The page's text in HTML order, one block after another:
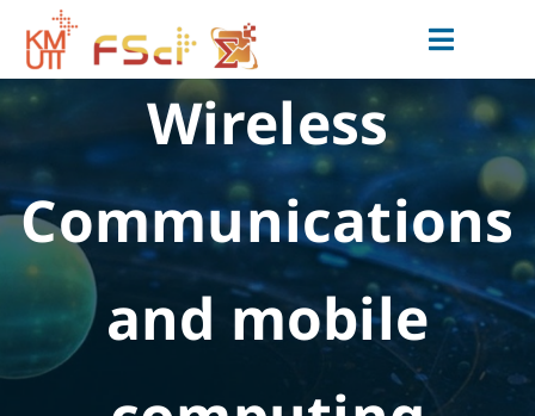
content
Toggle
สมัครเรียน
หลักสูตร
วิจัยและนวัตกรรม
ข่าวสารและกิจกรรม
สำหรับนักศึกษาปัจจุบัน
Wireless
Communications
and mobile